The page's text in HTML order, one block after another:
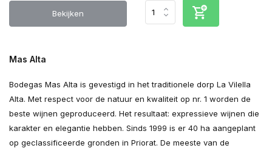
Bekijken
Mas Alta
Bodegas Mas Alta is gevestigd in het traditionele dorp La Vilella
Alta. Met respect voor de natuur en kwaliteit op nr. 1 worden de
beste wijnen geproduceerd. Het resultaat: expressieve wijnen die
karakter en elegantie hebben. Sinds 1999 is er 40 ha aangeplant
op geclassificeerde gronden in Priorat. De meeste van de